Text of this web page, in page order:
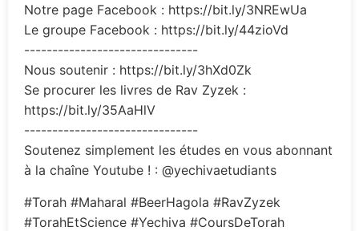
Notre page Facebook : https://bit.ly/3NREwUa
Le groupe Facebook : https://bit.ly/44zioVd
-------------------------------
Nous soutenir : https://bit.ly/3hXd0Zk
Se procurer les livres de Rav Zyzek :
https://bit.ly/35AaHlV
-------------------------------
Soutenez simplement les études en vous abonnant
à la chaîne Youtube ! : @yechivaetudiants
#Torah #Maharal #BeerHagola #RavZyzek
#TorahEtScience #Yechiva #CoursDeTorah